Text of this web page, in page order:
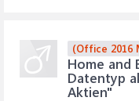
(Office 2016
Home and
Datentyp
Aktien"